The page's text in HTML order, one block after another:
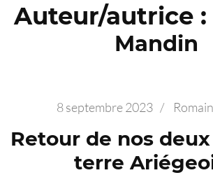
Auteur/autrice :
Mandin
8 septembre 2023 /
Retour de nos
terre